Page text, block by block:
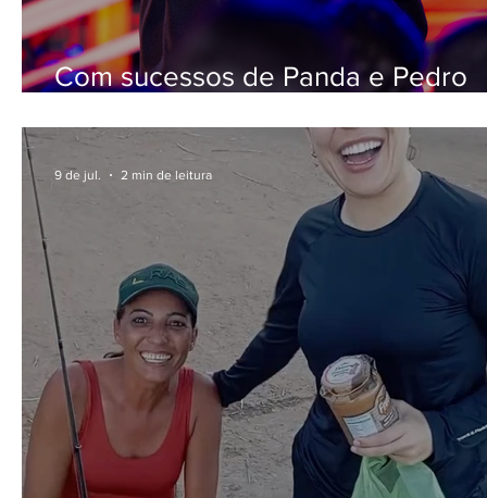
Com sucessos de Panda e Pedro
ranking das músicas mais ouvidas
Brasil no primeiro semestre de
9 de jul. 2 min de leitura